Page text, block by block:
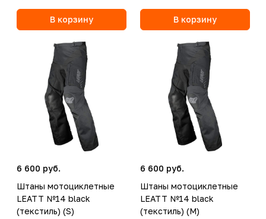
В корзину В корзину
6 600 руб.
Штаны мотоциклетные
LEATT №14 black
(текстиль) (S)
6 600 руб.
Штаны мотоциклетные
LEATT №14 black
(текстиль) (M)